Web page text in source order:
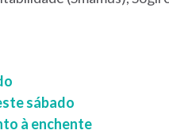
sábado
à enchente